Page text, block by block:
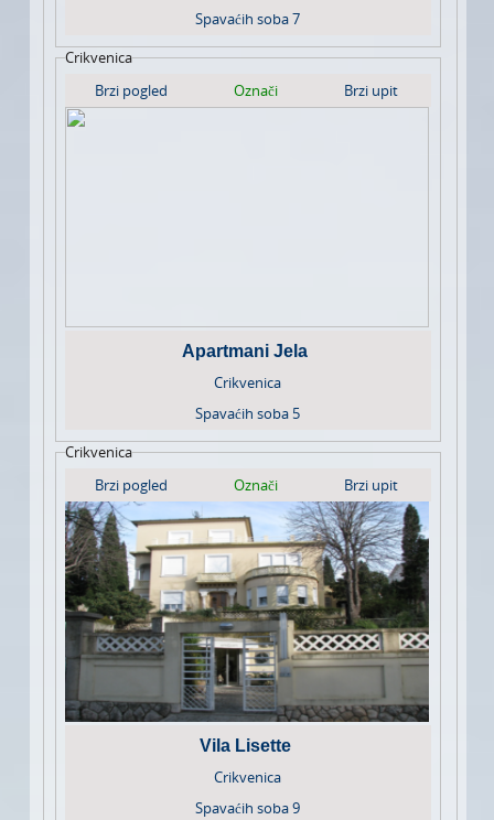
Spavaćih soba7
Crikvenica
Brzi pogled
Označi Brzi upit
Apartmani Jela
Crikvenica
Spavaćih soba 5
Crikvenica
Brzi pogled
Označi Brzi upit
Vila Lisette
Crikvenica
Spavaćih soba9